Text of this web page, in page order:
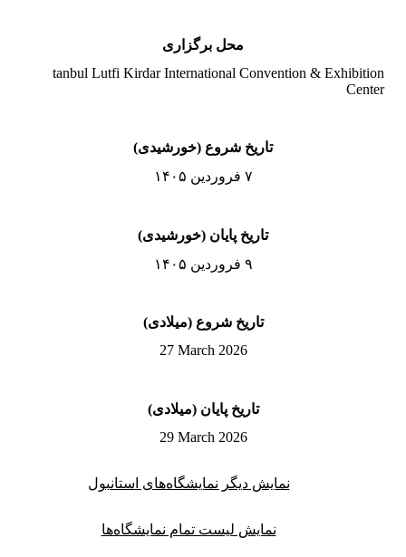
محل برگزاری
tanbul Lutfi Kirdar International Convention &
تاریخ شروع (خورشیدی)
تاریخ پایان (خورشیدی)
تاریخ شروع (میلادی)
27 March 2026
تاریخ پایان (میلادی)
29 March 2026
نمایش دیگر نمایشگاه‌های استانبول
نمایش لیست تمام نمایشگاه‌ها